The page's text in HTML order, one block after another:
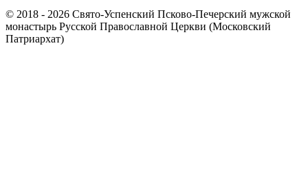
© 2018 - 2026 Свято-Успенский Псково-Печерский мужской
монастырь Русской Православной Церкви (Московский
Патриархат)